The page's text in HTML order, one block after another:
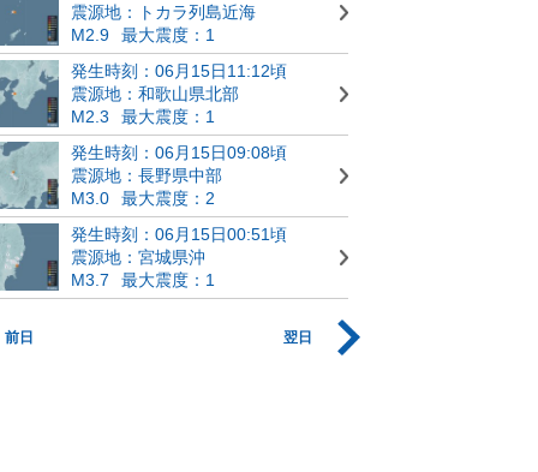
震源地：トカラ列島近海
M2.9
最大震度：1
発生時刻：06月15日11:12頃
震源地：和歌山県北部
M2.3
最大震度：1
発生時刻：06月15日09:08頃
震源地：長野県中部
M3.0
最大震度：2
発生時刻：06月15日00:51頃
震源地：宮城県沖
M3.7
最大震度：1
前日 翌日